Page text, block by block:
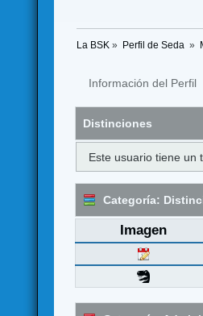
La BSK » Perfil de Seda »
Información del Perfil
Distinciones
Este usuario tiene un
Categoría:
Imagen